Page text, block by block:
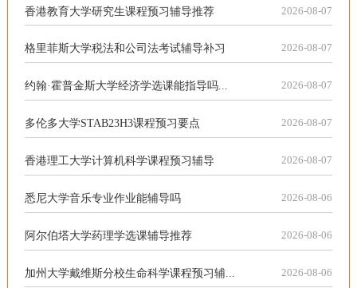
香港教育大学研究生课程预习辅导推荐 2026-08-07
格里菲斯大学税法和公司法考试辅导补习 2026-08-07
约翰·霍普金斯大学经济学选课能指导吗... 2026-08-07
多伦多大学STAB23H3课程预习要点 2026-08-07
香港理工大学计算机科学课程预习辅导 2026-08-07
悉尼大学音乐专业作业能辅导吗 2026-08-06
阿尔伯塔大学药理学选课辅导推荐 2026-08-06
加州大学戴维斯分校生命科学课程预习辅... 2026-08-06